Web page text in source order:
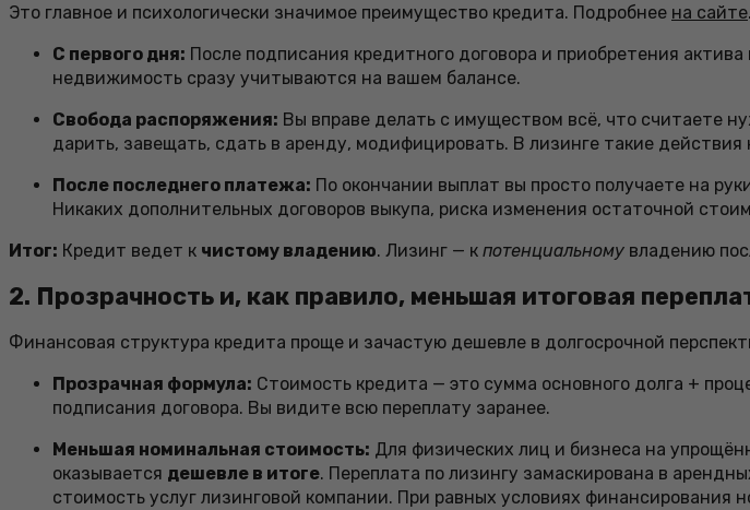
Это главное и психологически значимое преимущество кредита. Подробнее на сайте.
С первого дня: После подписания кредитного договора и приобретения
недвижимость сразу учитываются на вашем балансе.
Свобода распоряжения: Вы вправе делать с имуществом всё, что считаете
дарить, завещать, сдать в аренду, модифицировать. В лизинге такие
После последнего платежа: По окончании выплат вы просто получаете на
Никаких дополнительных договоров выкупа, риска изменения остаточной
Итог: Кредит ведет к чистому владению. Лизинг — к потенциальному владению
2. Прозрачность и, как правило, меньшая итоговая
Финансовая структура кредита проще и зачастую дешевле в долгосрочной
Прозрачная формула: Стоимость кредита — это сумма основного долга +
подписания договора. Вы видите всю переплату заранее.
Меньшая номинальная стоимость: Для физических лиц и бизнеса на
оказывается дешевле в итоге. Переплата по лизингу замаскирована в
стоимость услуг лизинговой компании. При равных условиях финансирования